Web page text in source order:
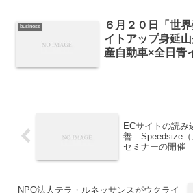
business
６月２０日「世
イトアップ身延
産自動車×全日青
ECサイトの読み
善 Speedsize（
セミナーの開催
NPO法人テラ・ルネッサンスがウクライ